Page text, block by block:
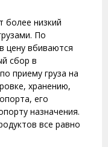
более низкий
По
цену вбиваются
сбор в
приему груза на
хранению,
его
назначения.
все равно